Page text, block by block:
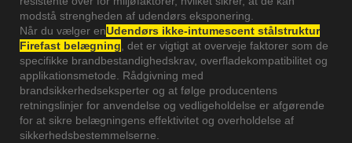
modstå strengheden af ​​udendørs eksponering.
Når du vælger enUdendørs ikke-intumescent stålstruktur
Firefast belægning, det er vigtigt at overveje faktorer som de
specifikke brandbestandighedskrav, overfladekompatibilitet og
applikationsmetode. Rådgivning med
brandsikkerhedseksperter og at følge producentens
retningslinjer for anvendelse og vedligeholdelse er afgørende
for at sikre belægningens effektivitet og overholdelse af
sikkerhedsbestemmelserne.